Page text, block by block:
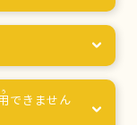
できません